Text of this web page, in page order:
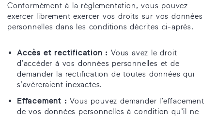
Conformément à la réglementation, vous pouvez
exercer librement exercer vos droits sur vos données
personnelles dans les conditions décrites ci-après.
Accès et rectification : Vous avez le droit
d’accéder à vos données personnelles et de
demander la rectification de toutes données qui
s’avèreraient inexactes.
Effacement : Vous pouvez demander l’effacement
de vos données personnelles à condition qu’il ne